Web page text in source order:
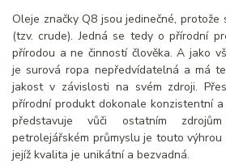
Oleje značky Q8 jsou jedinečné,
(tzv. crude). Jedná se tedy o přírodní
přírodou a ne činností člověka. A jako
je surová ropa nepředvídatelná a má
jakost v závislosti na svém zdroji.
přírodní produkt dokonale konzistentní
představuje vůči ostatním
petrolejářském průmyslu je touto
jejíž kvalita je unikátní a bezvadná.